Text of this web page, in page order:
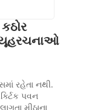
રહેતા નથી.
પવન
મીઠાના